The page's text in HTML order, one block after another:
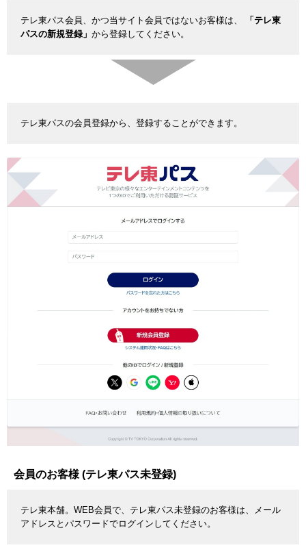
テレ東パス会員、かつ当サイト会員ではないお客様は、
「テレ東
パスの新規登録」 から登録してください。
テレ東パスの会員登録から、登録することができます。
会員のお客様 (テレ東パス未登録)
テレ東本舗。WEB会員で、テレ東パス未登録のお客様は、メール
アドレスとパスワードでログインしてください。